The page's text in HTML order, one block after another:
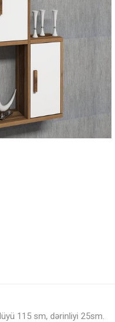
115 sm, dərinliyi 25sm.